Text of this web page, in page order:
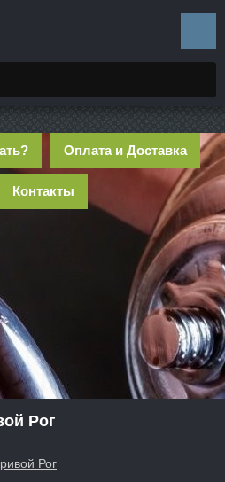
Оплата и Доставка
Контакты
Рог
Рог